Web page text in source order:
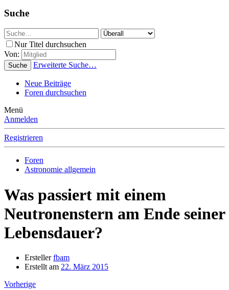
Suche
Nur Titel durchsuchen
Von:
Suche Erweiterte Suche…
Neue Beiträge
Foren durchsuchen
Menü
Anmelden
Registrieren
Foren
Astronomie allgemein
Was passiert mit einem
Neutronenstern am Ende seiner
Lebensdauer?
Ersteller fbam
Erstellt am 22. März 2015
Vorherige